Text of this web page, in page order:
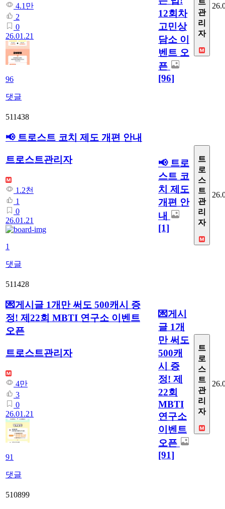
4.1만
2
0
26.01.21
96
댓글
12회차
고민상
담소 이
벤트 오
픈
[96]
트
관
리
자
511438
📢 트로스트 코치 제도 개편 안내
트로스트관리자
1.2천
1
0
26.01.21
1
댓글
📢 트로
스트 코
치 제도
개편 안
내
[1]
트
로
스
트
관
리
자
511428
💌게시글 1개만 써도 500캐시 증
정! 제22회 MBTI 연구소 이벤트
오픈
트로스트관리자
4만
3
0
26.01.21
91
댓글
💌게시
글 1개
만 써도
500캐
시 증
정! 제
22회
MBTI
연구소
이벤트
오픈
[91]
트
로
스
트
관
리
자
510899